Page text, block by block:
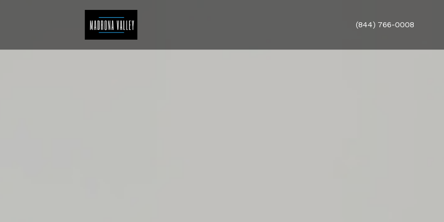
(844) 766-0008